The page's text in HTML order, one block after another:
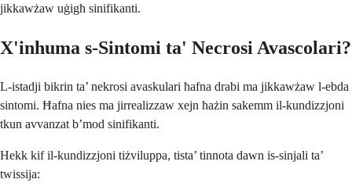
jikkawżaw uġigħ sinifikanti.
X'inhuma s-Sintomi ta' Necrosi Avascolari?
L-istadji bikrin ta’ nekrosi avaskulari ħafna drabi ma jikkawżaw l-ebda
sintomi. Ħafna nies ma jirrealizzaw xejn ħażin sakemm il-kundizzjoni
tkun avvanzat b’mod sinifikanti.
Hekk kif il-kundizzjoni tiżviluppa, tista’ tinnota dawn is-sinjali ta’
twissija: